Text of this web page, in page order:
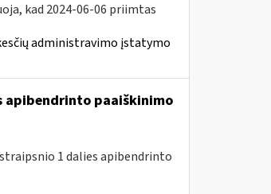
kad 2024-06-06 priimtas
administravimo įstatymo
apibendrinto paaiškinimo
1 dalies apibendrinto